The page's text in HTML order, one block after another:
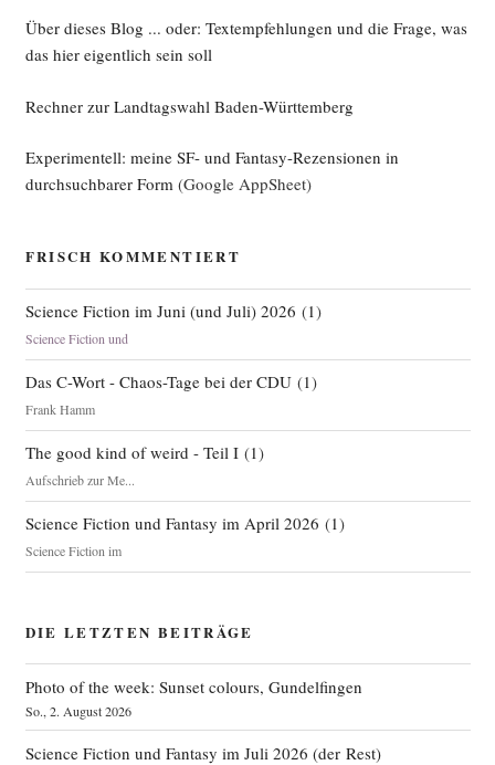
Über dieses Blog ... oder: Textempfehlungen und die Frage, was
das hier eigentlich sein soll
Rechner zur Landtagswahl Baden-Württemberg
Experimentell: meine SF- und Fantasy-Rezensionen in
durchsuchbarer Form(Google AppSheet)
FRISCH KOMMENTIERT
Science Fiction im Juni (und Juli) 2026 (1)
Science Fiction und
Das C-Wort - Chaos-Tage bei der CDU(1)
Frank Hamm
The good kind of weird - Teil I(1)
Aufschrieb zur Me...
Science Fiction und Fantasy im April 2026 (1)
Science Fiction im
DIE LETZTEN BEITRÄGE
Photo of the week: Sunset colours, Gundelfingen
So., 2. August 2026
Science Fiction und Fantasy im Juli 2026 (der Rest)